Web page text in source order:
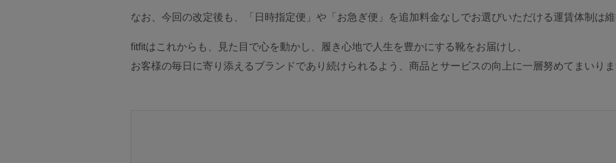
なお、今回の改定後も、「日時指定便」や「お急ぎ便」を追加料金なしでお選びいただける運賃体制は
fitfitはこれからも、見た目で心を動かし、履き心地で人生を豊かにする靴をお届けし、
お客様の毎日に寄り添えるブランドであり続けられるよう、商品とサービスの向上に一層努めてまいり